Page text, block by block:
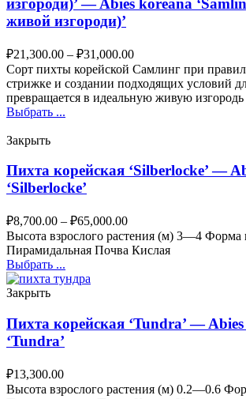
изгороди)’ — Abies koreana
живой изгороди)’
₽21,300.00 – ₽31,000.00
Сорт пихты корейской Самлинг при
стрижке и создании подходящих условий
превращается в идеальную живую изгородь
Выбрать ...
Закрыть
Пихта корейская ‘Silberlocke’ —
‘Silberlocke’
₽8,700.00 – ₽65,000.00
Высота взрослого растения (м) 3—4 Форма
Пирамидальная Почва Кислая
Выбрать ...
Закрыть
Пихта корейская ‘Tundra’ —
‘Tundra’
₽13,300.00
Высота взрослого растения (м) 0.2—0.6